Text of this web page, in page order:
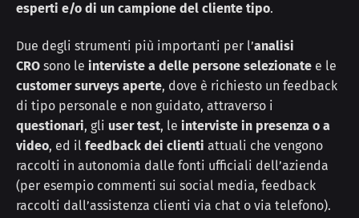
esperti e/o di un campione del cliente tipo.
Due degli strumenti più importanti per l’analisi
CRO sono le interviste a delle persone selezionate e le
customer surveys aperte, dove è richiesto un feedback
di tipo personale e non guidato, attraverso i
questionari, gli user test, le interviste in presenza o a
video, ed il feedback dei clienti attuali che vengono
raccolti in autonomia dalle fonti ufficiali dell’azienda
(per esempio commenti sui social media, feedback
raccolti dall’assistenza clienti via chat o via telefono).